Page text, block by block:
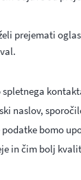
prejemati
naslov,
podatke bomo
in čim bolj